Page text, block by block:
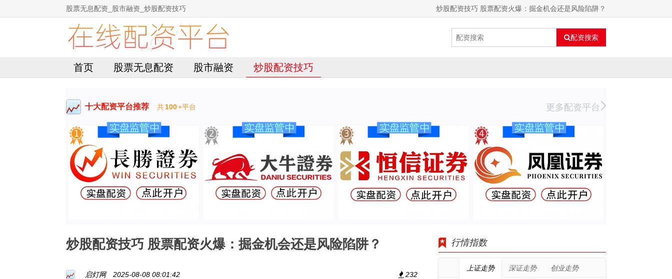
股票无息配资_股市融资_炒股配资技巧 炒股配资技巧 股票配资火爆：掘金机会还是风险陷阱？
配资搜索
首页 股票无息配资 股市融资 炒股配资技巧
十大配资平台推荐 共100+平台 更多配资平台
炒股配资技巧 股票配资火爆：掘金机会还是风险陷阱？
启灯网 2025-08-08 08:01:42 232
行情指数
上证走势 深证走势 创业走势